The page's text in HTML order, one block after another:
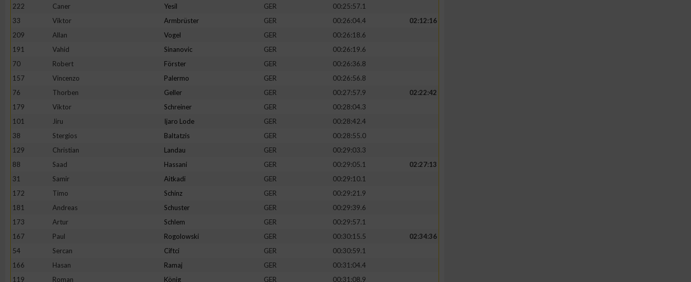
222
Caner Yesil GER
00:25:57.1
33
Viktor Armbrüster GER 00:26:04.4
02:12:16
209
Allan Vogel GER
00:26:18.6
191
Vahid Sinanovic GER
00:26:19.6
70
Robert Förster GER
00:26:36.8
157
Vincenzo Palermo GER
00:26:56.8
76
Thorben Geller GER 00:27:57.9
02:22:42
179
Viktor Schreiner GER
00:28:04.3
101
Jiru Ijaro Lode GER
00:28:42.4
38
Stergios Baltatzis GER
00:28:55.0
129
Christian Landau GER
00:29:03.3
88
Saad Hassani GER 00:29:05.1
02:27:13
31
Samir Aitkadi GER
00:29:10.1
172
Timo Schinz GER
00:29:21.9
181
Andreas Schuster GER
00:29:39.6
173
Artur Schlem GER
00:29:57.1
167
Paul Rogolowski GER 00:30:15.5
02:34:36
54
Sercan Ciftci GER
00:30:59.1
166
Hasan Ramaj GER
00:31:04.4
119
Roman König GER
00:31:08.9